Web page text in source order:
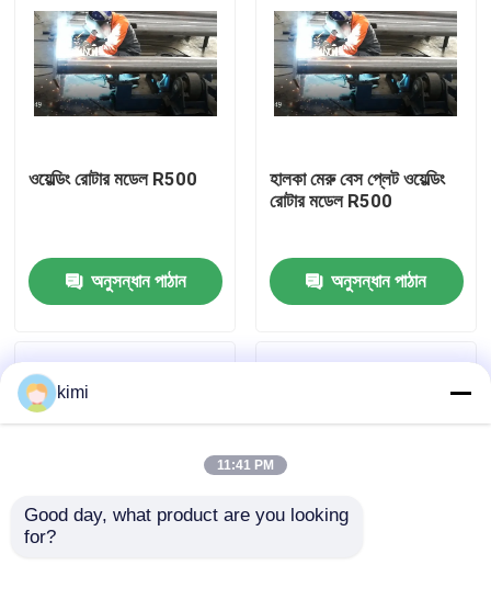
পণ্য
আমাদের সম্পর্কে
কারখানা পরিদর্শন
আমাদের সাথে যোগাযোগ করুন
খবর
একটি উদ্ধৃতি অনুরোধ করুন
ওয়েল্ডিং রোটার মডেল R500
অনুসন্ধান পাঠান
হালকা মেরু বেস প্লেট ওয়েল্ডিং
রোটার মডেল R500
অনুসন্ধান পাঠান
kimi
11:41 PM
Good day, what product are you looking
for?